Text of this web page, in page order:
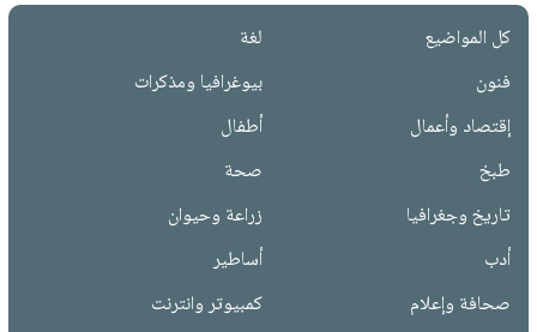
كل المواضيع
لغة
فنون
بيوغرافيا ومذكرات
إقتصاد وأعمال
أطفال
طبخ
صحة
تاريخ وجغرافيا
زراعة وحيوان
أدب
أساطير
صحافة وإعلام
كمبيوتر وانترنت